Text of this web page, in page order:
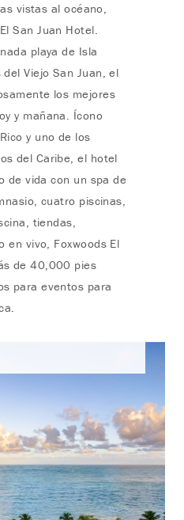
vistas al océano,
San Juan Hotel.
playa de Isla
Viejo San Juan, el
los mejores
y mañana. Ícono
y uno de los
del Caribe, el hotel
de vida con un spa de
cuatro piscinas,
tiendas,
en vivo, Foxwoods El
de 40,000 pies
para eventos para